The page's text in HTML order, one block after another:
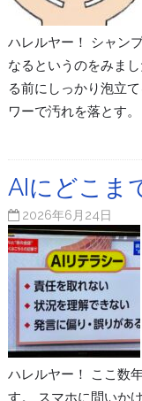
ハレルヤー！ シャン
なるというのをみま
る前にしっかり泡立
ワーで汚れを落とす
AIにどこま
2026年6月24日
ハレルヤー！ ここ数
す。 スマホに問いか